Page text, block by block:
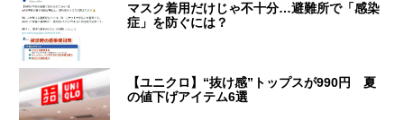
マスク着用だけじゃ不十分…避難所で「感染
症」を防ぐには？
【ユニクロ】“抜け感”トップスが990円 夏
の値下げアイテム6選